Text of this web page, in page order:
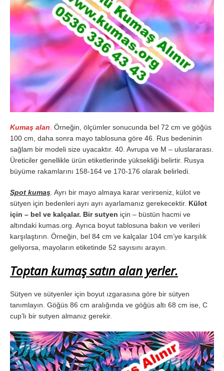
Kumaş alan. Örneğin, ölçümler sonucunda bel 72 cm ve göğüs
100 cm, daha sonra mayo tablosuna göre 46. Rus bedeninin
sağlam bir modeli size uyacaktır. 40. Avrupa ve M – uluslararası.
Üreticiler genellikle ürün etiketlerinde yüksekliği belirtir. Rusya
büyüme rakamlarını 158-164 ve 170-176 olarak belirledi.
Spot kumaş. Ayrı bir mayo almaya karar verirseniz, külot ve
sütyen için bedenleri ayrı ayrı ayarlamanız gerekecektir. Külot
için – bel ve kalçalar. Bir sutyen için – büstün hacmi ve
altındaki kumas.org. Ayrıca boyut tablosuna bakın ve verileri
karşılaştırın. Örneğin, bel 84 cm ve kalçalar 104 cm’ye karşılık
geliyorsa, mayoların etiketinde 52 sayısını arayın.
Toptan kumaş satın alan yerler.
Sütyen ve sütyenler için boyut ızgarasına göre bir sütyen
tanımlayın. Göğüs 86 cm aralığında ve göğüs altı 68 cm ise, C
cup’lı bir sutyen almanız gerekir.